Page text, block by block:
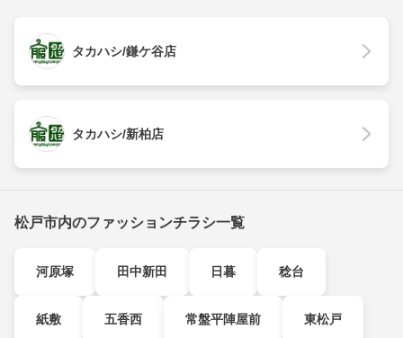
タカハシ/鎌ケ谷店
タカハシ/新柏店
松戸市内のファッションチラシ一覧
河原塚 田中新田 日暮 稔台
紙敷 五香西 常盤平陣屋前 東松戸